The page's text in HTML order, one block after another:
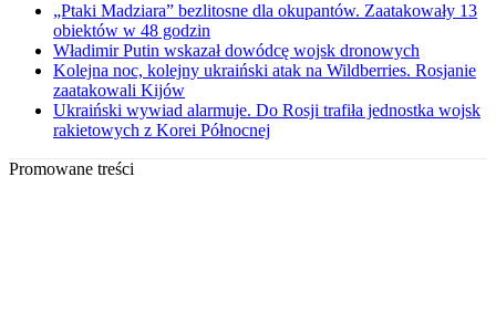
„Ptaki Madziara” bezlitosne dla okupantów. Zaatakowały 13
obiektów w 48 godzin
Władimir Putin wskazał dowódcę wojsk dronowych
Kolejna noc, kolejny ukraiński atak na Wildberries. Rosjanie
zaatakowali Kijów
Ukraiński wywiad alarmuje. Do Rosji trafiła jednostka wojsk
rakietowych z Korei Północnej
Promowane treści